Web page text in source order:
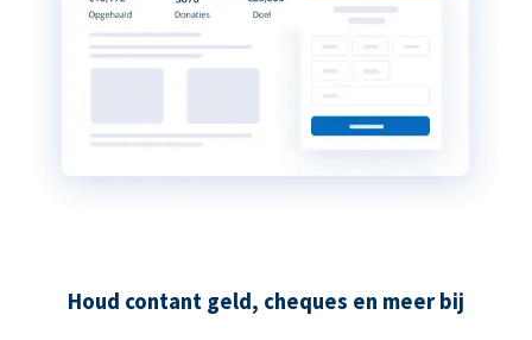
Houd contant geld, cheques en meer bij